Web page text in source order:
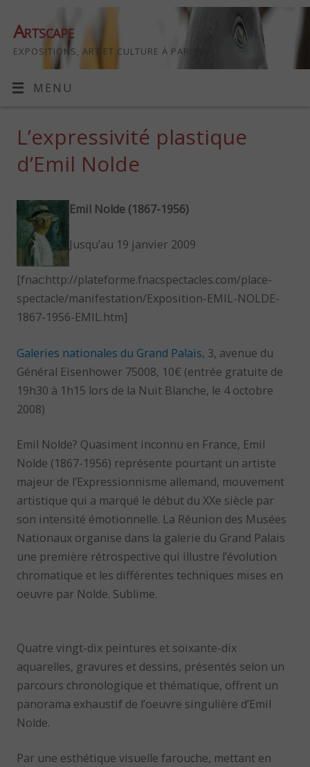
Artscape
EXPOSITIONS, ART ET CULTURE À PARIS
MENU
L’expressivité plastique
d’Emil Nolde
Emil Nolde (1867-1956)
Jusqu’au 19 janvier 2009
[fnac:http://plateforme.fnacspectacles.com/place-
spectacle/manifestation/Exposition-EMIL-NOLDE-
1867-1956-EMIL.htm]
Galeries nationales du Grand Palais, 3, avenue du
Général Eisenhower 75008, 10€ (entrée gratuite de
19h30 à 1h15 lors de la Nuit Blanche, le 4 octobre
2008)
Emil Nolde? Quasiment inconnu en France, Emil
Nolde (1867-1956) représente pourtant un artiste
majeur de l’Expressionnisme allemand, mouvement
artistique qui a marqué le début du XXe siècle par
son intensité émotionnelle. La Réunion des Musées
Nationaux organise dans la galerie du Grand Palais
une première rétrospective qui illustre l’évolution
chromatique et les différentes techniques mises en
oeuvre par Nolde. Sublime.
Quatre vingt-dix peintures et soixante-dix
aquarelles, gravures et dessins, présentés selon un
parcours chronologique et thématique, offrent un
panorama exhaustif de l’oeuvre singulière d’Emil
Nolde.
Par une esthétique visuelle farouche, mettant en